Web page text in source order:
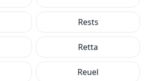
Rests
Retta
Reuel